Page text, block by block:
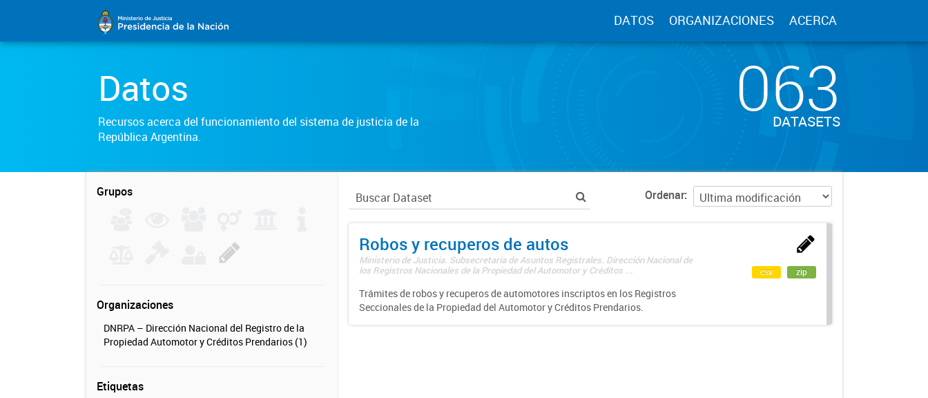
DATOS ORGANIZACIONES ACERCA
Datos
Recursos acerca del funcionamiento del sistema de justicia de la
República Argentina.
063
DATASETS
Grupos
Organizaciones
DNRPA – Dirección Nacional del Registro de la
Propiedad Automotor y Créditos Prendarios (1)
Etiquetas
Ordenar
Robos y recuperos de autos
Ministerio de Justicia. Subsecretaría de Asuntos Registrales. Dirección Nacional de
los Registros Nacionales de la Propiedad del Automotor y Créditos ...
Trámites de robos y recuperos de automotores inscriptos en los Registros
Seccionales de la Propiedad del Automotor y Créditos Prendarios.
csv zip